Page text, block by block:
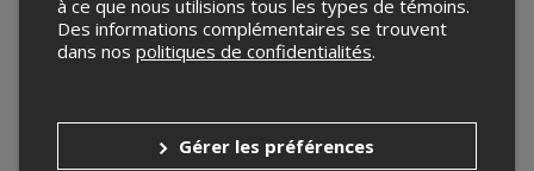
à ce que nous utilisions tous les types de témoins.
Des informations complémentaires se trouvent
dans nos politiques de confidentialités.
Gérer les préférences